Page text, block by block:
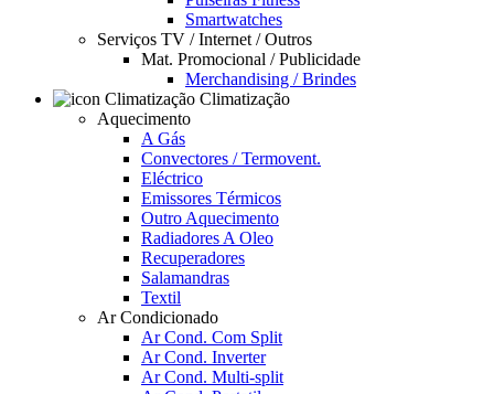
Smartwatches
Serviços TV / Internet / Outros
Mat. Promocional / Publicidade
Merchandising / Brindes
Climatização
Aquecimento
A Gás
Convectores / Termovent.
Eléctrico
Emissores Térmicos
Outro Aquecimento
Radiadores A Oleo
Recuperadores
Salamandras
Textil
Ar Condicionado
Ar Cond. Com Split
Ar Cond. Inverter
Ar Cond. Multi-split